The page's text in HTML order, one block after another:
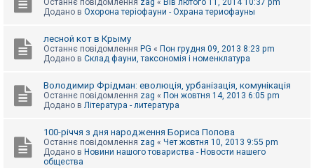
е
и
Останнє повідомлення zag « Вів лютого 11, 2014 10:37 pm
Додано в Охорона теріофауни - Охрана териофауны
лесной кот в Крыму
Останнє повідомлення PG « Пон грудня 09, 2013 8:23 pm
Додано в Склад фауни, таксономія і номенклатура
Володимир Фрідман: еволюція, урбанізація, комунікація
Останнє повідомлення zag « Пон жовтня 14, 2013 6:05 pm
Додано в Література - литература
100-річчя з дня народження Бориса Попова
Останнє повідомлення zag « Чет жовтня 10, 2013 9:55 pm
Додано в Новини нашого товариства - Новости нашего
общества